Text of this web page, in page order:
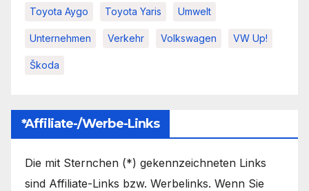
Toyota Aygo Toyota Yaris Umwelt
Unternehmen Verkehr Volkswagen VW Up!
Škoda
*Affiliate-/Werbe-Links
Die mit Sternchen (*) gekennzeichneten Links
sind Affiliate-Links bzw. Werbelinks. Wenn Sie